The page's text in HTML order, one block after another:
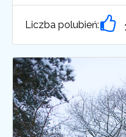
Liczba polubień: